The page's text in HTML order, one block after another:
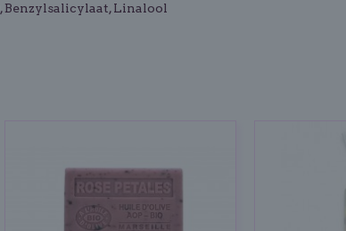
Benzylsalicylaat, Linalool